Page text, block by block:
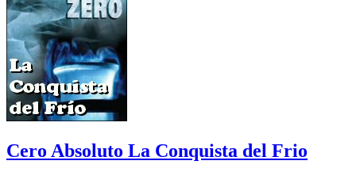
Cero Absoluto La Conquista del Frio